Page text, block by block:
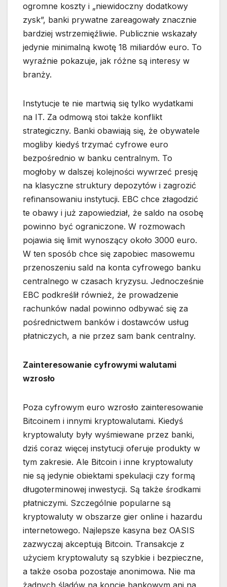
ogromne koszty i „niewidoczny dodatkowy
zysk”, banki prywatne zareagowały znacznie
bardziej wstrzemięźliwie. Publicznie wskazały
jedynie minimalną kwotę 18 miliardów euro. To
wyraźnie pokazuje, jak różne są interesy w
branży.
Instytucje te nie martwią się tylko wydatkami
na IT. Za odmową stoi także konflikt
strategiczny. Banki obawiają się, że obywatele
mogliby kiedyś trzymać cyfrowe euro
bezpośrednio w banku centralnym. To
mogłoby w dalszej kolejności wywrzeć presję
na klasyczne struktury depozytów i zagrozić
refinansowaniu instytucji. EBC chce złagodzić
te obawy i już zapowiedział, że saldo na osobę
powinno być ograniczone. W rozmowach
pojawia się limit wynoszący około 3000 euro.
W ten sposób chce się zapobiec masowemu
przenoszeniu sald na konta cyfrowego banku
centralnego w czasach kryzysu. Jednocześnie
EBC podkreślił również, że prowadzenie
rachunków nadal powinno odbywać się za
pośrednictwem banków i dostawców usług
płatniczych, a nie przez sam bank centralny.
Zainteresowanie cyfrowymi walutami
wzrosło
Poza cyfrowym euro wzrosło zainteresowanie
Bitcoinem i innymi kryptowalutami. Kiedyś
kryptowaluty były wyśmiewane przez banki,
dziś coraz więcej instytucji oferuje produkty w
tym zakresie. Ale Bitcoin i inne kryptowaluty
nie są jedynie obiektami spekulacji czy formą
długoterminowej inwestycji. Są także środkami
płatniczymi. Szczególnie popularne są
kryptowaluty w obszarze gier online i hazardu
internetowego. Najlepsze kasyna bez OASIS
zazwyczaj akceptują Bitcoin. Transakcje z
użyciem kryptowaluty są szybkie i bezpieczne,
a także osoba pozostaje anonimowa. Nie ma
żadnych śladów na koncie bankowym ani na